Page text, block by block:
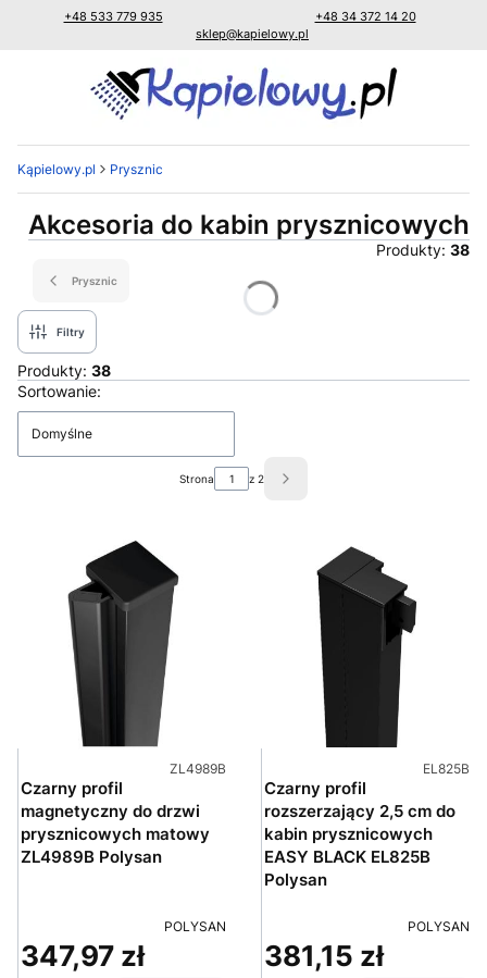
+48 533 779 935
+48 34 372 14 20
sklep@kapielowy.pl
Kąpielowy.pl Prysznic
Akcesoria do kabin prysznicowych
Produkty: 38
Prysznic
Filtry
Produkty: 38
Lista produktów
Sortowanie:
Domyślne
Strona z 2
Następne produkty
Kod produktu
ZL4989B
Czarny profil
magnetyczny do drzwi
prysznicowych matowy
ZL4989B Polysan
PRODUCENT
POLYSAN
Cena
347,97 zł
Kod
EL825B
Czarny profil
rozszerzający 2,5 cm do
kabin prysznicowych
EASY BLACK EL825B
Polysan
POLYSAN
Cena
381,15 zł